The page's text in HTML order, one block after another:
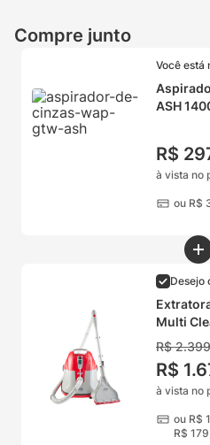
Compre junto
Você está
ASH
R$
à vista no
ou R$
Desejo
Multi
R$ 2.399
R$ 1.
à vista no
ou R$ 1
R$ 179